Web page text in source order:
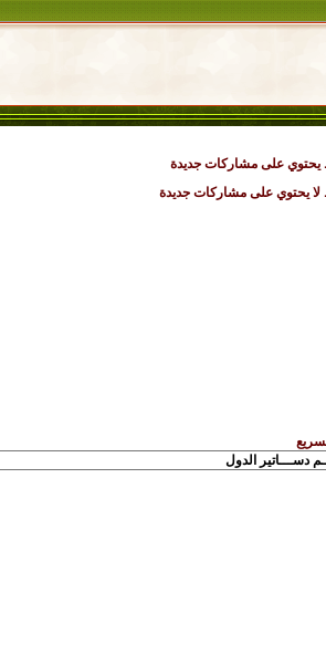
على مشاركات جديدة
يحتوي على مشاركات جديدة